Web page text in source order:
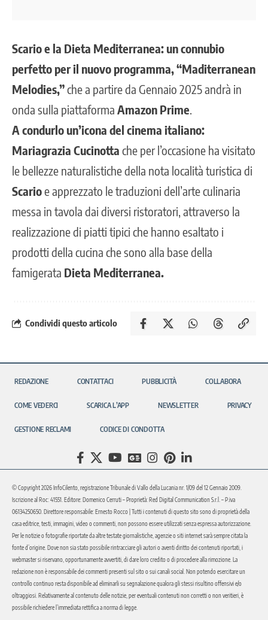
Scario e la Dieta Mediterranea: un connubio
perfetto per il nuovo programma, “Maditerranean
Melodies,”che a partire da Gennaio 2025 andrà in
onda sulla piattaforma Amazon Prime
A condurlo un’icona del cinema italiano:
Mariagrazia Cucinotta che per l’occasione ha visitato
le bellezze naturalistiche della nota località turistica di
Scarioe apprezzato le traduzioni dell’arte culinaria
messa in tavola dai diversi ristoratori, attraverso la
realizzazione di piatti tipici che hanno esaltato i
prodotti della cucina che sono alla base della
famigerata Dieta Mediterranea.
Condividi questo articolo
REDAZIONE CONTATTACI PUBBLICITÀ COLLABORA
COME VEDERCI SCARICA L’APP NEWSLETTER PRIVACY
GESTIONE RECLAMI CODICE DI CONDOTTA
© Copyright 2026 InfoCilento, registrazione Tribunale di Vallo della Lucania nr. 1/09 del 12 Gennaio 2009.
Iscrizione al Roc: 41551. Editore: Domenico Cerruti – Proprietà: Red Digital Communication S.r.l. – P.iva
06134250650. Direttore responsabile: Ernesto Rocco | Tutti i contenuti di questo sito sono di proprietà della
casa editrice, testi, immagini, video o commenti, non possono essere utilizzati senza espressa autorizzazione.
Per le notizie o fotografie riportate da altre testate giornalistiche, agenzie o siti internet sarà sempre citata la
fonte d’origine. Dove non sia stato possibile rintracciare gli autori o aventi diritto dei contenuti riportati, i
webmaster si riservano, opportunamente avvertiti, di dare loro credito o di procedere alla rimozione. La
redazione non è responsabile dei commenti presenti sul sito o sui canali social. Non potendo esercitare un
controllo continuo resta disponibile ad eliminarli su segnalazione qualora gli stessi risultino offensivi e/o
oltraggiosi. Relativamente al contenuto delle notizie, per eventuali contenuti non corretti o non veritieri, è
possibile richiedere l’immediata rettifica a norma di legge.